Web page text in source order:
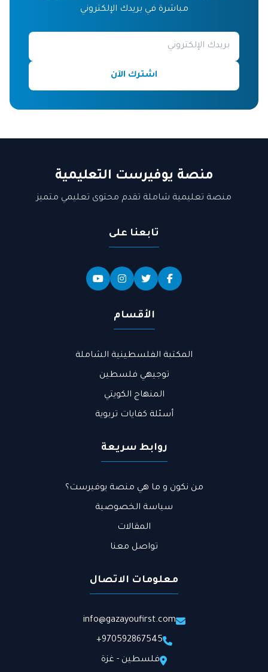
مباشرة في بريدك الإلكتروني
اشترك الآن
منصة يوفيرست التعليمية
منصة تعليمية شاملة تقدم محتوى تعليمي متميز
تابعنا على
الأقسام
المكتبة الفلسطينية الشاملة
توجيهي فلسطين
المنهاج الكويتي
أسئلة كفايات تربوية
روابط سريعة
من نكون و ما هي منصة يوفيرست؟​
سياسة الخصوصية
المقالات
تواصل معنا
معلومات الاتصال
info@gazayoufirst.com
970592867545+
فلسطين - غزة